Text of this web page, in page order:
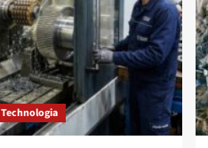
Technologia